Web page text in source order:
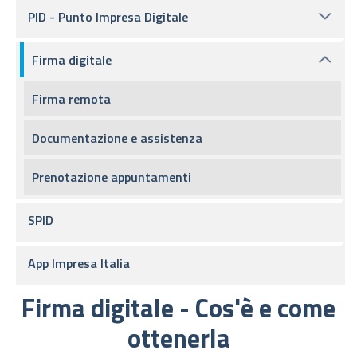
Firma digitale - Cos'è e come
ottenerla
PID - Punto Impresa Digitale
Firma digitale
Firma remota
Documentazione e assistenza
Prenotazione appuntamenti
SPID
App Impresa Italia